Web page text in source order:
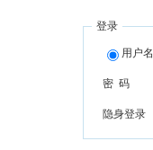
登录
用户名
密 码
隐身登录